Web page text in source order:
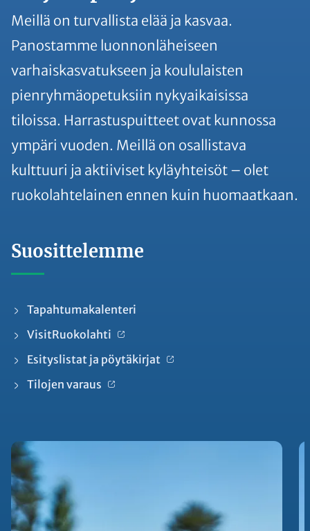
Meillä on turvallista elää ja kasvaa.
Panostamme luonnonläheiseen
varhaiskasvatukseen ja koululaisten
pienryhmäopetuksiin nykyaikaisissa
tiloissa. Harrastuspuitteet ovat kunnossa
ympäri vuoden. Meillä on osallistava
kulttuuri ja aktiiviset kyläyhteisöt – olet
ruokolahtelainen ennen kuin huomaatkaan.
Suosittelemme
Tapahtumakalenteri
VisitRuokolahti
Esityslistat ja pöytäkirjat
Tilojen varaus